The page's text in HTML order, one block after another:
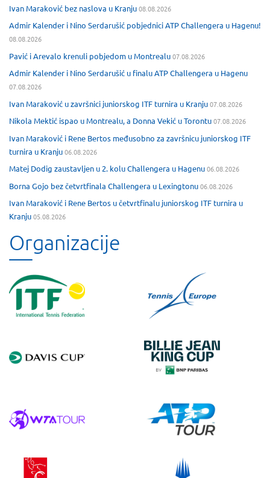
Ivan Maraković bez naslova u Kranju08.08.2026
Admir Kalender i Nino Serdarušić pobjednici ATP Challengera u Hagenu!
08.08.2026
Pavić i Arevalo krenuli pobjedom u Montrealu07.08.2026
Admir Kalender i Nino Serdarušić u finalu ATP Challengera u Hagenu
07.08.2026
Ivan Maraković u završnici juniorskog ITF turnira u Kranju07.08.2026
Nikola Mektić ispao u Montrealu, a Donna Vekić u Torontu07.08.2026
Ivan Maraković i Rene Bertos međusobno za završnicu juniorskog ITF
turnira u Kranju06.08.2026
Matej Dodig zaustavljen u 2. kolu Challengera u Hagenu06.08.2026
Borna Gojo bez četvrtfinala Challengera u Lexingtonu06.08.2026
Ivan Maraković i Rene Bertos u četvrtfinalu juniorskog ITF turnira u
Kranju05.08.2026
Organizacije